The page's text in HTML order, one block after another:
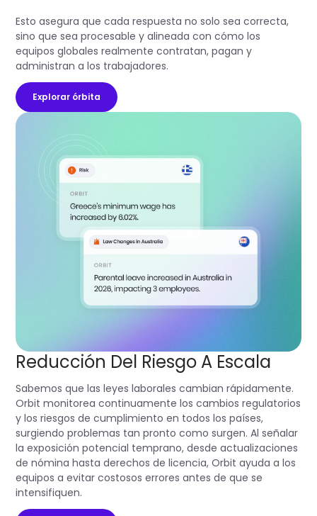
Esto asegura que cada respuesta no solo sea correcta,
sino que sea procesable y alineada con cómo los
equipos globales realmente contratan, pagan y
administran a los trabajadores.
Explorar órbita
Reducción Del Riesgo A Escala
Sabemos que las leyes laborales cambian rápidamente.
Orbit monitorea continuamente los cambios regulatorios
y los riesgos de cumplimiento en todos los países,
surgiendo problemas tan pronto como surgen. Al señalar
la exposición potencial temprano, desde actualizaciones
de nómina hasta derechos de licencia, Orbit ayuda a los
equipos a evitar costosos errores antes de que se
intensifiquen.